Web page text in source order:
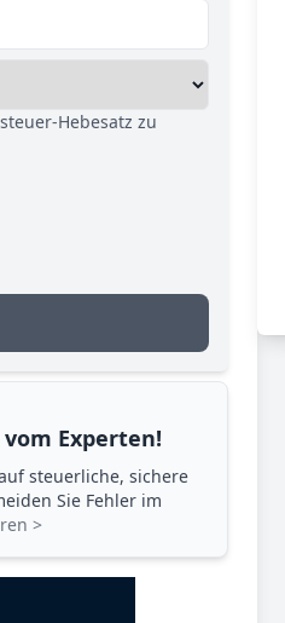
Hebesatz zu
Experten!
steuerliche, sichere
Sie Fehler im
>